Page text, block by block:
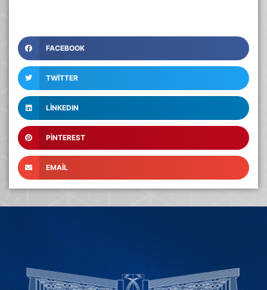
FACEBOOK
TWITTER
LINKEDIN
PINTEREST
EMAIL